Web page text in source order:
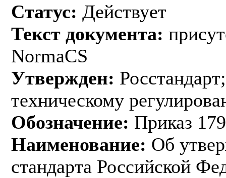
Статус: Действует
Текст документа:
NormaCS
Утвержден:
техническому
Обозначение: Приказ
Наименование: Об
стандарта Российской